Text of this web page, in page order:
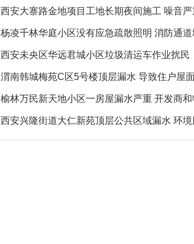
西安大寨路金地项目工地长期夜间施工 噪音严重
杨凌千林华庭小区没有应急疏散照明 消防通
西安未央区华远君城小区垃圾清运车作业扰民
渭南韩城梅苑C区5号楼顶层漏水 导致住户屋面被
榆林万民新天地小区一房屋漏水严重 开发商和物业不予
西安兴隆街道大仁新苑顶层公共区域漏水 环